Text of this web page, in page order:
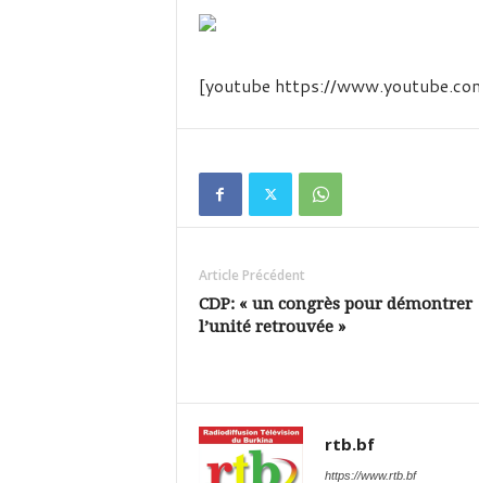
u
[youtube https://
Article Précédent
CDP: « un congrès pour démontrer
l’unité retrouvée »
rtb.bf
https://www.rtb.bf